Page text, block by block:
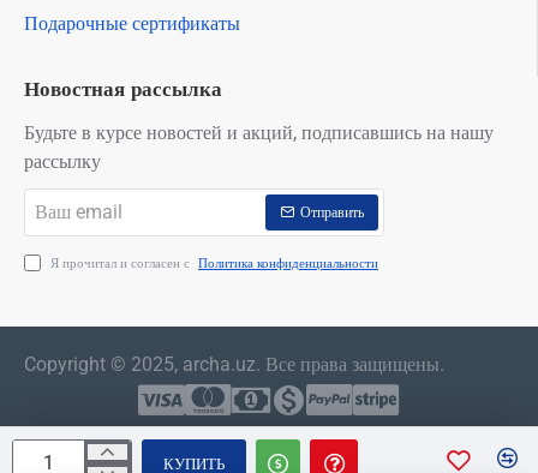
КУПИТЬ
Подарочные сертификаты
Новостная рассылка
Будьте в курсе новостей и акций, подписавшись на нашу
рассылку
email
Отправить
Я прочитал и согласен с Политика конфиденциальности
Copyright © 2025, archa.uz. Все права защищены.